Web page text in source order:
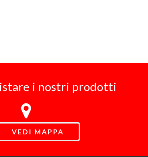
i nostri prodotti
VEDI MAPPA